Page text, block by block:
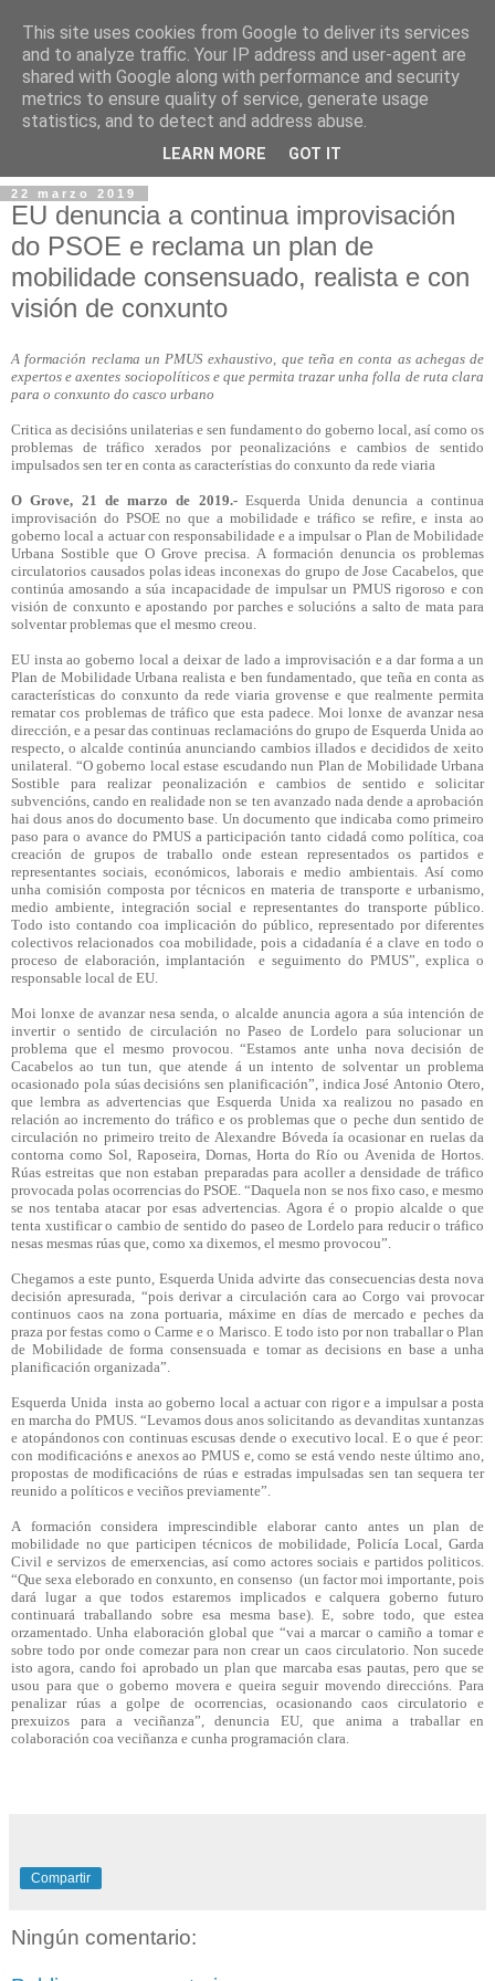
22 marzo 2019
EU denuncia a continua improvisación
do PSOE e reclama un plan de
mobilidade consensuado, realista e con
visión de conxunto
A formación reclama un PMUS exhaustivo, que teña en conta as achegas de
expertos e axentes sociopolíticos e que permita trazar unha folla de ruta clara
para o conxunto do casco urbano
Critica as decisións unilaterias e sen fundamento do goberno local, así como os
problemas de tráfico xerados por peonalizacións e cambios de sentido
impulsados sen ter en conta as característias do conxunto da rede viaria
O Grove, 21 de marzo de 2019.- Esquerda Unida denuncia a continua
improvisación do PSOE no que a mobilidade e tráfico se refire, e insta ao
goberno local a actuar con responsabilidade e a impulsar o Plan de Mobilidade
Urbana Sostible que O Grove precisa. A formación denuncia os problemas
circulatorios causados polas ideas inconexas do grupo de Jose Cacabelos, que
continúa amosando a súa incapacidade de impulsar un PMUS rigoroso e con
visión de conxunto e apostando por parches e solucións a salto de mata para
solventar problemas que el mesmo creou.
EU insta ao goberno local a deixar de lado a improvisación e a dar forma a un
Plan de Mobilidade Urbana realista e ben fundamentado, que teña en conta as
características do conxunto da rede viaria grovense e que realmente permita
rematar cos problemas de tráfico que esta padece. Moi lonxe de avanzar nesa
dirección, e a pesar das continuas reclamacións do grupo de Esquerda Unida ao
respecto, o alcalde continúa anunciando cambios illados e decididos de xeito
unilateral. “O goberno local estase escudando nun Plan de Mobilidade Urbana
Sostible para realizar peonalización e cambios de sentido e solicitar
subvencións, cando en realidade non se ten avanzado nada dende a aprobación
hai dous anos do documento base. Un documento que indicaba como primeiro
paso para o avance do PMUS a participación tanto cidadá como política, coa
creación de grupos de traballo onde estean representados os partidos e
representantes sociais, económicos, laborais e medio ambientais. Así como
unha comisión composta por técnicos en materia de transporte e urbanismo,
medio ambiente, integración social e representantes do transporte público.
Todo isto contando coa implicación do público, representado por diferentes
colectivos relacionados coa mobilidade, pois a cidadanía é a clave en todo o
proceso de elaboración, implantación e seguimento do PMUS”, explica o
responsable local de EU.
Moi lonxe de avanzar nesa senda, o alcalde anuncia agora a súa intención de
invertir o sentido de circulación no Paseo de Lordelo para solucionar un
problema que el mesmo provocou. “Estamos ante unha nova decisión de
Cacabelos ao tun tun, que atende á un intento de solventar un problema
ocasionado pola súas decisións sen planificación”, indica José Antonio Otero,
que lembra as advertencias que Esquerda Unida xa realizou no pasado en
relación ao incremento do tráfico e os problemas que o peche dun sentido de
circulación no primeiro treito de Alexandre Bóveda ía ocasionar en ruelas da
contorna como Sol, Raposeira, Dornas, Horta do Río ou Avenida de Hortos.
Rúas estreitas que non estaban preparadas para acoller a densidade de tráfico
provocada polas ocorrencias do PSOE. “Daquela non se nos fixo caso, e mesmo
se nos tentaba atacar por esas advertencias. Agora é o propio alcalde o que
tenta xustificar o cambio de sentido do paseo de Lordelo para reducir o tráfico
nesas mesmas rúas que, como xa dixemos, el mesmo provocou”.
Chegamos a este punto, Esquerda Unida advirte das consecuencias desta nova
decisión apresurada, “pois derivar a circulación cara ao Corgo vai provocar
continuos caos na zona portuaria, máxime en días de mercado e peches da
praza por festas como o Carme e o Marisco. E todo isto por non traballar o Plan
de Mobilidade de forma consensuada e tomar as decisions en base a unha
planificación organizada”.
Esquerda Unida insta ao goberno local a actuar con rigor e a impulsar a posta
en marcha do PMUS. “Levamos dous anos solicitando as devanditas xuntanzas
e atopándonos con continuas escusas dende o executivo local. E o que é peor:
con modificacións e anexos ao PMUS e, como se está vendo neste último ano,
propostas de modificacións de rúas e estradas impulsadas sen tan sequera ter
reunido a políticos e veciños previamente”.
A formación considera imprescindible elaborar canto antes un plan de
mobilidade no que participen técnicos de mobilidade, Policía Local, Garda
Civil e servizos de emerxencias, así como actores sociais e partidos politicos.
“Que sexa eleborado en conxunto, en consenso (un factor moi importante, pois
dará lugar a que todos estaremos implicados e calquera goberno futuro
continuará traballando sobre esa mesma base). E, sobre todo, que estea
orzamentado. Unha elaboración global que “vai a marcar o camiño a tomar e
sobre todo por onde comezar para non crear un caos circulatorio. Non sucede
isto agora, cando foi aprobado un plan que marcaba esas pautas, pero que se
usou para que o goberno movera e queira seguir movendo direccións. Para
penalizar rúas a golpe de ocorrencias, ocasionando caos circulatorio e
prexuizos para a veciñanza”, denuncia EU, que anima a traballar en
colaboración coa veciñanza e cunha programación clara.
Compartir
Ningún comentario:
This site uses cookies from Google to deliver its services
and to analyze traffic. Your IP address and user-agent are
shared with Google along with performance and security
metrics to ensure quality of service, generate usage
statistics, and to detect and address abuse.
LEARN MORE GOT IT